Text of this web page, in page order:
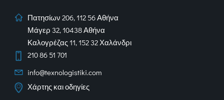
Πατησίων 206, 112 56 Αθήνα
Μάγερ 32, 10438 Αθήνα
Καλογρέζας 11, 152 32 Χαλάνδρι
210 86 51 701
info@texnologistiki.com
Χάρτης και οδηγίες